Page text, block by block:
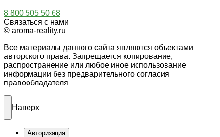
8 800 505 50 68
Связаться с нами
© aroma-reality.ru
Все материалы данного сайта являются объектами
авторского права. Запрещается копирование,
распространение или любое иное использование
информации без предварительного согласия
правообладателя
Наверх
Авторизация